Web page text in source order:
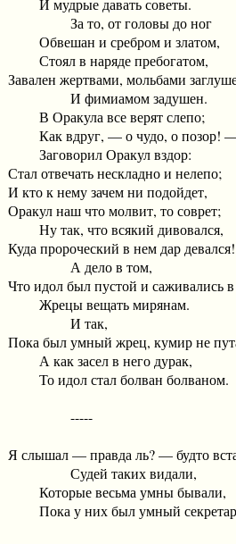
мудрые давать советы.
то, от головы до ног
и сребром и златом,
в наряде пребогатом,
жертвами, мольбами
фимиамом задушен.
Оракула все верят слепо;
вдруг, — о чудо, о позор!
Оракул вздор:
отвечать нескладно и нелепо;
кто к нему зачем ни подойдет,
наш что молвит, то соврет;
так, что всякий дивовался,
пророческий в нем дар девался!
дело в том,
идол был пустой и саживались
вещать мирянам.
так,
был умный жрец, кумир не
как засел в него дурак,
идол стал болван болваном.
слышал — правда ль? — будто
таких видали,
весьма умны бывали,
у них был умный